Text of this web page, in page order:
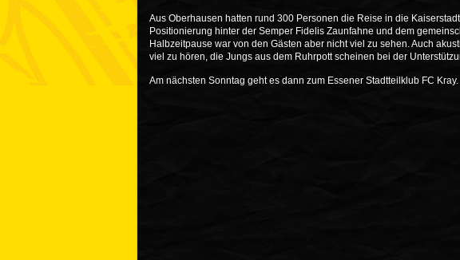
Aus Oberhausen hatten rund 300 Personen die Reise in die
Positionierung hinter der Semper Fidelis Zaunfahne und dem
Halbzeitpause war von den Gästen aber nicht viel zu sehen. Auch
viel zu hören, die Jungs aus dem Ruhrpott scheinen bei der
Am nächsten Sonntag geht es dann zum Essener Stadtteilklub FC Kray.